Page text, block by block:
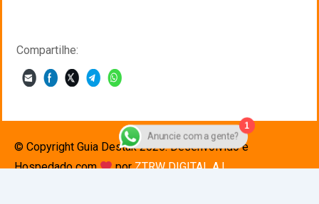
Compartilhe:
© Copyright Guia Destak 2025. Desenvolvido e
Hospedado com
por ZTRW DIGITAL A.I
Anuncie com a gente?